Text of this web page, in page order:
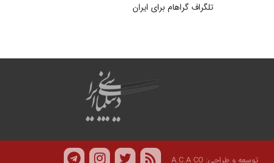
تلگراف گراهام برای ایران